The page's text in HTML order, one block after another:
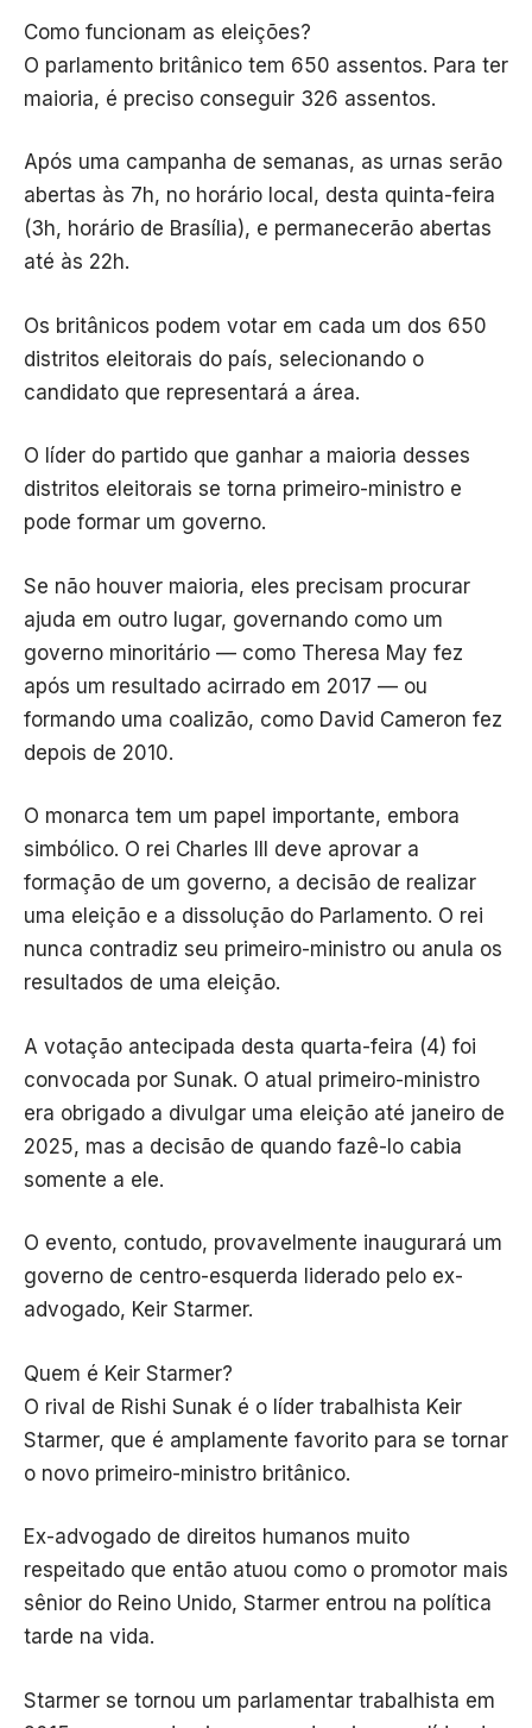
Como funcionam as eleições?
O parlamento britânico tem 650 assentos. Para ter
maioria, é preciso conseguir 326 assentos.
Após uma campanha de semanas, as urnas serão
abertas às 7h, no horário local, desta quinta-feira
(3h, horário de Brasília), e permanecerão abertas
até às 22h.
Os britânicos podem votar em cada um dos 650
distritos eleitorais do país, selecionando o
candidato que representará a área.
O líder do partido que ganhar a maioria desses
distritos eleitorais se torna primeiro-ministro e
pode formar um governo.
Se não houver maioria, eles precisam procurar
ajuda em outro lugar, governando como um
governo minoritário — como Theresa May fez
após um resultado acirrado em 2017 — ou
formando uma coalizão, como David Cameron fez
depois de 2010.
O monarca tem um papel importante, embora
simbólico. O rei Charles III deve aprovar a
formação de um governo, a decisão de realizar
uma eleição e a dissolução do Parlamento. O rei
nunca contradiz seu primeiro-ministro ou anula os
resultados de uma eleição.
A votação antecipada desta quarta-feira (4) foi
convocada por Sunak. O atual primeiro-ministro
era obrigado a divulgar uma eleição até janeiro de
2025, mas a decisão de quando fazê-lo cabia
somente a ele.
O evento, contudo, provavelmente inaugurará um
governo de centro-esquerda liderado pelo ex-
advogado, Keir Starmer.
Quem é Keir Starmer?
O rival de Rishi Sunak é o líder trabalhista Keir
Starmer, que é amplamente favorito para se tornar
o novo primeiro-ministro britânico.
Ex-advogado de direitos humanos muito
respeitado que então atuou como o promotor mais
sênior do Reino Unido, Starmer entrou na política
tarde na vida.
Starmer se tornou um parlamentar trabalhista em